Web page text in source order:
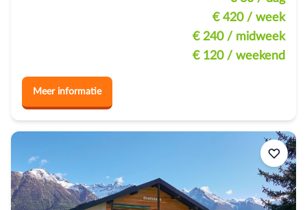
€ 420/ week
€ 240/ midweek
€ 120/ weekend
Meer informatie